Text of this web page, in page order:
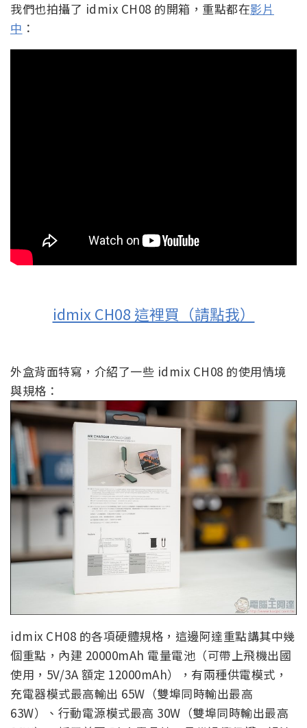
我們也拍攝了 idmix CH08 的開箱，重點都在影片
中 ：
idmix CH08 這裡買（請點我）
外盒背面特寫，介紹了一些 idmix CH08 的使用情境
與規格：
idmix CH08 的各項硬體規格，這邊阿達重點講其中幾
個重點，內建 20000mAh 電量電池（可帶上飛機出國
使用，5V/3A 額定 12000mAh），有兩種供電模式，
充電器模式最高輸出 65W（雙埠同時輸出最高
63W）、行動電源模式最高 30W（雙埠同時輸出最高